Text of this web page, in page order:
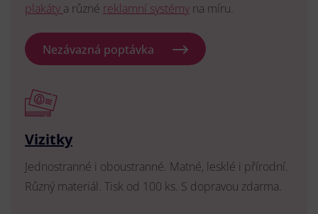
plakáty a různé reklamní systémy na míru.
Nezávazná poptávka
Vizitky
Jednostranné i oboustranné. Matné, lesklé i přírodní.
Různý materiál. Tisk od 100 ks. S dopravou zdarma.